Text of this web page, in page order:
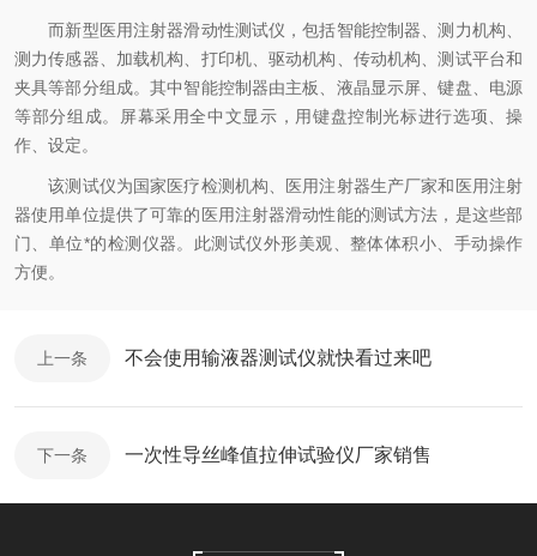
而新型医用注射器滑动性测试仪，包括智能控制器、测力机构、
测力传感器、加载机构、打印机、驱动机构、传动机构、测试平台和
夹具等部分组成。其中智能控制器由主板、液晶显示屏、键盘、电源
等部分组成。屏幕采用全中文显示，用键盘控制光标进行选项、操
作、设定。
该测试仪为国家医疗检测机构、医用注射器生产厂家和医用注射
器使用单位提供了可靠的医用注射器滑动性能的测试方法，是这些部
门、单位*的检测仪器。此测试仪外形美观、整体体积小、手动操作
方便。
上一条 不会使用输液器测试仪就快看过来吧
下一条 一次性导丝峰值拉伸试验仪厂家销售